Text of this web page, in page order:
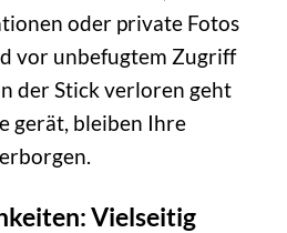
oder private Fotos
vor unbefugtem Zugriff
der Stick verloren geht
gerät, bleiben Ihre
Vielseitig